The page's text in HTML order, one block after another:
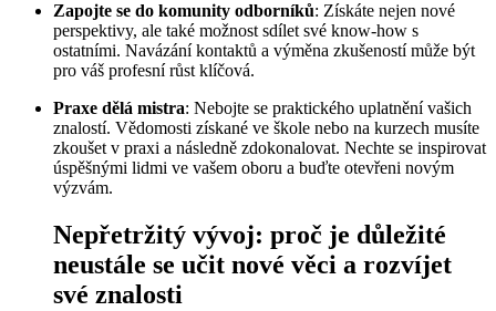
Zapojte se do komunity odborníků: Získáte nejen nové
perspektivy, ale také možnost sdílet své know-how s
ostatními. Navázání kontaktů a výměna zkušeností může být
pro váš profesní růst klíčová.
Praxe dělá mistra: Nebojte se praktického uplatnění vašich
znalostí. Vědomosti získané ve škole nebo na kurzech musíte
zkoušet v praxi a následně zdokonalovat. Nechte se inspirovat
úspěšnými lidmi ve vašem oboru a buďte otevřeni novým
výzvám.
Nepřetržitý vývoj: proč je důležité
neustále se učit nové věci a rozvíjet
své znalosti